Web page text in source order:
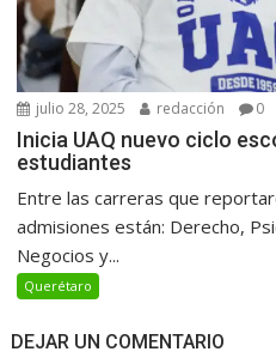
julio 28, 2025 redacción 0
Inicia UAQ nuevo ciclo
estudiantes
Entre las carreras que
admisiones están: Derecho,
Negocios y...
Querétaro
DEJAR UN COMENTARIO